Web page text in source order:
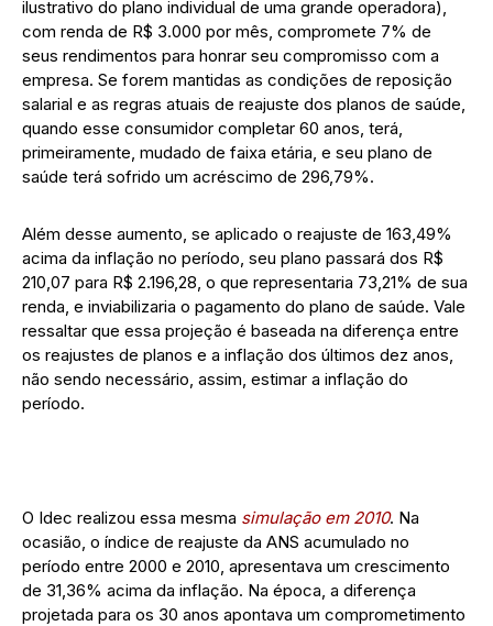
ilustrativo do plano individual de uma grande operadora),
com renda de R$ 3.000 por mês, compromete 7% de
seus rendimentos para honrar seu compromisso com a
empresa. Se forem mantidas as condições de reposição
salarial e as regras atuais de reajuste dos planos de saúde,
quando esse consumidor completar 60 anos, terá,
primeiramente, mudado de faixa etária, e seu plano de
saúde terá sofrido um acréscimo de 296,79%.
Além desse aumento, se aplicado o reajuste de 163,49%
acima da inflação no período, seu plano passará dos R$
210,07 para R$ 2.196,28, o que representaria 73,21% de sua
renda, e inviabilizaria o pagamento do plano de saúde. Vale
ressaltar que essa projeção é baseada na diferença entre
os reajustes de planos e a inflação dos últimos dez anos,
não sendo necessário, assim, estimar a inflação do
período.
O Idec realizou essa mesma simulação em 2010. Na
ocasião, o índice de reajuste da ANS acumulado no
período entre 2000 e 2010, apresentava um crescimento
de 31,36% acima da inflação. Na época, a diferença
projetada para os 30 anos apontava um comprometimento